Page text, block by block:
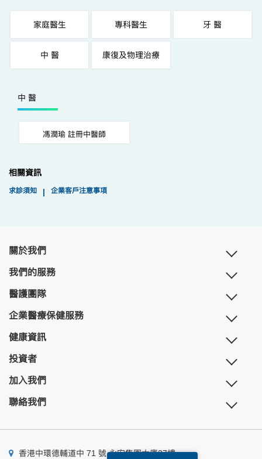
家庭醫生 專科醫生 牙 醫
中 醫 康復及物理治療
中 醫
馮潤瑜 註冊中醫師
相關資訊
求診須知 | 企業客戶注意事項
關於我們
我們的服務
醫護團隊
企業醫療保健服務
健康資訊
投資者
加入我們
聯絡我們
香港中環德輔道中 71 號 永安集團大廈27樓